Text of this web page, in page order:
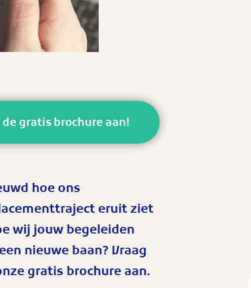
gratis brochure aan!
hoe ons
eruit ziet
wij jouw begeleiden
nieuwe baan? Vraag
gratis brochure aan.